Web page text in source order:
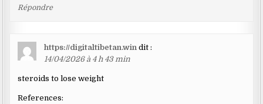
Répondre
https://digitaltibetan.win dit :
14/04/2026 à 4 h 43 min
steroids to lose weight
References: